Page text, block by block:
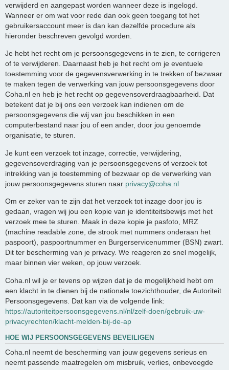
verwijderd en aangepast worden wanneer deze is ingelogd.
Wanneer er om wat voor rede dan ook geen toegang tot het
gebruikersaccount meer is dan kan dezelfde procedure als
hieronder beschreven gevolgd worden.
Je hebt het recht om je persoonsgegevens in te zien, te corrigeren
of te verwijderen. Daarnaast heb je het recht om je eventuele
toestemming voor de gegevensverwerking in te trekken of bezwaar
te maken tegen de verwerking van jouw persoonsgegevens door
Coha.nl en heb je het recht op gegevensoverdraagbaarheid. Dat
betekent dat je bij ons een verzoek kan indienen om de
persoonsgegevens die wij van jou beschikken in een
computerbestand naar jou of een ander, door jou genoemde
organisatie, te sturen.
Je kunt een verzoek tot inzage, correctie, verwijdering,
gegevensoverdraging van je persoonsgegevens of verzoek tot
intrekking van je toestemming of bezwaar op de verwerking van
jouw persoonsgegevens sturen naar privacy@coha.nl
Om er zeker van te zijn dat het verzoek tot inzage door jou is
gedaan, vragen wij jou een kopie van je identiteitsbewijs met het
verzoek mee te sturen. Maak in deze kopie je pasfoto, MRZ
(machine readable zone, de strook met nummers onderaan het
paspoort), paspoortnummer en Burgerservicenummer (BSN) zwart.
Dit ter bescherming van je privacy. We reageren zo snel mogelijk,
maar binnen vier weken, op jouw verzoek.
Coha.nl wil je er tevens op wijzen dat je de mogelijkheid hebt om
een klacht in te dienen bij de nationale toezichthouder, de Autoriteit
Persoonsgegevens. Dat kan via de volgende link:
https://autoriteitpersoonsgegevens.nl/nl/zelf-doen/gebruik-uw-
privacyrechten/klacht-melden-bij-de-ap
HOE WIJ PERSOONSGEGEVENS BEVEILIGEN
Coha.nl neemt de bescherming van jouw gegevens serieus en
neemt passende maatregelen om misbruik, verlies, onbevoegde